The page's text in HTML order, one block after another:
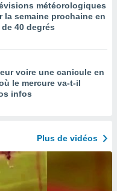
météorologiques
la semaine prochaine en
40 degrés
voire une canicule en
le mercure va-t-il
infos
Plus de vidéos